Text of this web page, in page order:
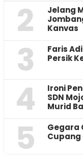
2
Jelang
Kanvas
3
Faris
Persik
4
Ironi
SDN
Murid
5
‎Gegara
Cupang